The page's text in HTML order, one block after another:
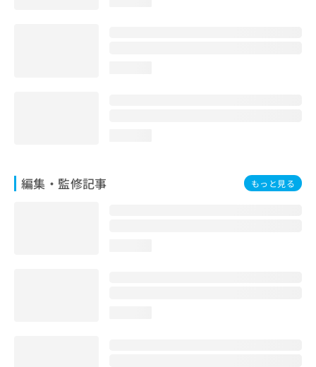
編集・監修記事 もっと見る